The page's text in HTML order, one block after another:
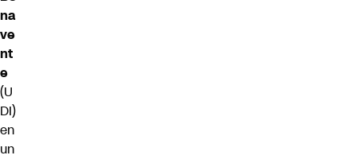
na
ve
nt
e
(U
DI)
en
un